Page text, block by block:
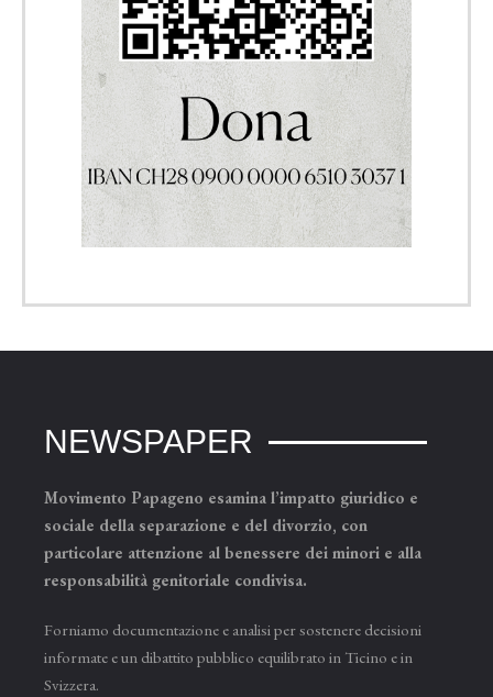
NEWSPAPER
Movimento Papageno esamina l’impatto giuridico e
sociale della separazione e del divorzio, con
particolare attenzione al benessere dei minori e alla
responsabilità genitoriale condivisa.
Forniamo documentazione e analisi per sostenere decisioni
informate e un dibattito pubblico equilibrato in Ticino e in
Svizzera.